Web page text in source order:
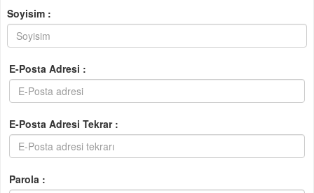
Soyisim :
E-Posta Adresi :
E-Posta Adresi Tekrar :
Parola :